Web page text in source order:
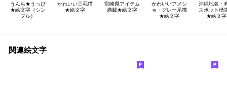
うんち★うっぴ
★絵文字（シン
プル）
かわいい三毛猫
★絵文字
宮崎県アイテム
満載★絵文字
かわいいアメシ
ョ・グレー系猫
★絵文字
沖縄地名・
スポット標
★絵文字
関連絵文字